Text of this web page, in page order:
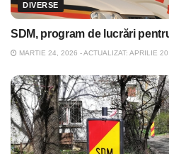
DIVERSE
SDM, program de lucrări
MARTIE 24, 2026 - ACTUALIZAT: APRILIE